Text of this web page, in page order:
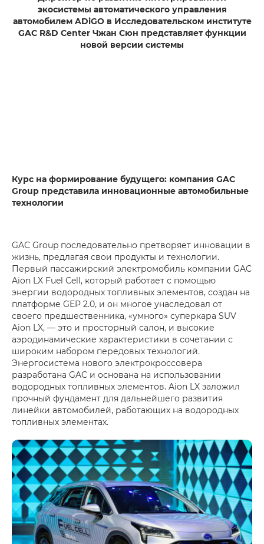
экосистемы автоматического управления
автомобилем ADiGO в Исследовательском институте
GAC R&D Center Чжан Сюн представляет функции
новой версии системы
Курс на формирование будущего: компания GAC
Group представила инновационные автомобильные
технологии
GAC Group последовательно претворяет инновации в
жизнь, предлагая свои продукты и технологии.
Первый пассажирский электромобиль компании GAC
Aion LX Fuel Cell, который работает с помощью
энергии водородных топливных элементов, создан на
платформе GEP 2.0, и он многое унаследовал от
своего предшественника, «умного» суперкара SUV
Aion LX, — это и просторный салон, и высокие
аэродинамические характеристики в сочетании с
широким набором передовых технологий.
Энергосистема нового электрокроссовера
разработана GAC и основана на использовании
водородных топливных элементов. Aion LX заложил
прочный фундамент для дальнейшего развития
линейки автомобилей, работающих на водородных
топливных элементах.